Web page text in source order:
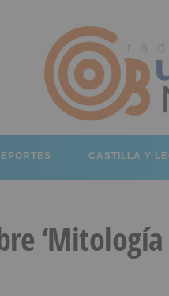
CASTILLA Y
‘Mitología